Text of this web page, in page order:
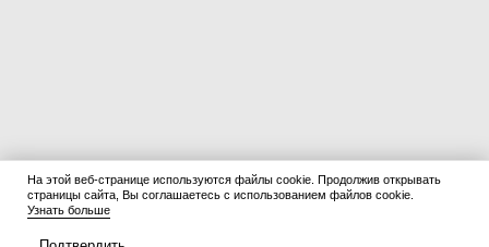
На этой веб-странице используются файлы cookie. Продолжив открывать
страницы сайта, Вы соглашаетесь с использованием файлов cookie.
Узнать больше